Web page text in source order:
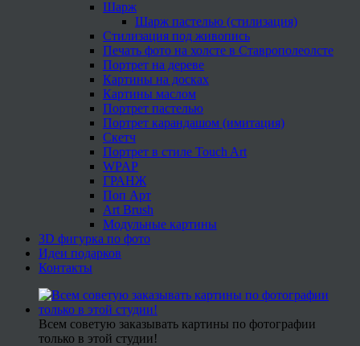
Шарж
Шарж пастелью (стилизация)
Стилизация под живопись
Печать фото на холсте в Ставрополеолсте
Портрет на дереве
Картины на досках
Картины маслом
Портрет пастелью
Портрет карандашом (имитация)
Скетч
Портрет в стиле Touch Art
WPAP
ГРАНЖ
Поп Арт
Art Brush
Модульные картины
3D фигурка по фото
Идеи подарков
Контакты
Всем советую заказывать картины по фотографии
только в этой студии!